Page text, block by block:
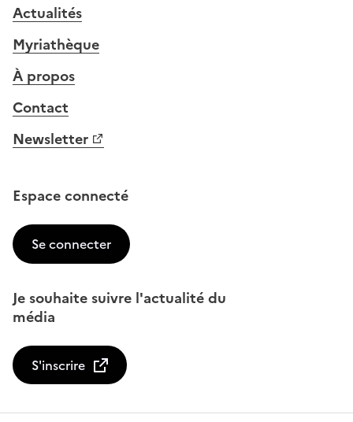
Actualités
Myriathèque
À propos
Contact
Newsletter
Espace connecté
Se connecter
Je souhaite suivre l'actualité du
média
S'inscrire